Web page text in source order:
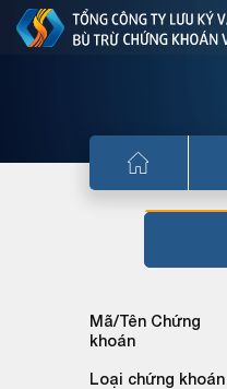
Mã/Tên Chứng
khoán
Loại chứng khoán